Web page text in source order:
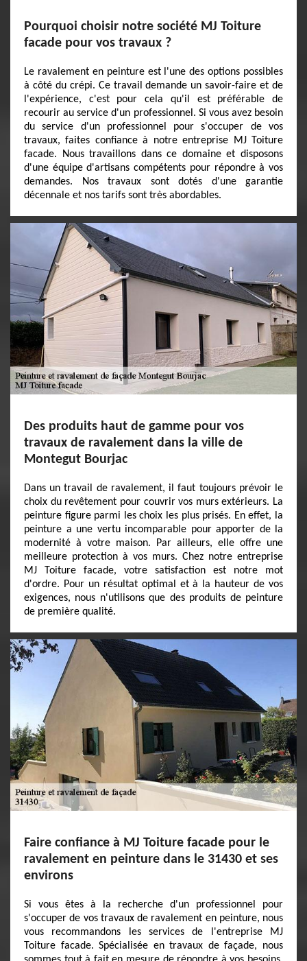
Pourquoi choisir notre société MJ Toiture
facade pour vos travaux ?
Le ravalement en peinture est l'une des options possibles
à côté du crépi. Ce travail demande un savoir-faire et de
l'expérience, c'est pour cela qu'il est préférable de
recourir au service d'un professionnel. Si vous avez besoin
du service d'un professionnel pour s'occuper de vos
travaux, faites confiance à notre entreprise MJ Toiture
facade. Nous travaillons dans ce domaine et disposons
d'une équipe d'artisans compétents pour répondre à vos
demandes. Nos travaux sont dotés d'une garantie
décennale et nos tarifs sont très abordables.
Des produits haut de gamme pour vos
travaux de ravalement dans la ville de
Montegut Bourjac
Dans un travail de ravalement, il faut toujours prévoir le
choix du revêtement pour couvrir vos murs extérieurs. La
peinture figure parmi les choix les plus prisés. En effet, la
peinture a une vertu incomparable pour apporter de la
modernité à votre maison. Par ailleurs, elle offre une
meilleure protection à vos murs. Chez notre entreprise
MJ Toiture facade, votre satisfaction est notre mot
d'ordre. Pour un résultat optimal et à la hauteur de vos
exigences, nous n'utilisons que des produits de peinture
de première qualité.
Faire confiance à MJ Toiture facade pour le
ravalement en peinture dans le 31430 et ses
environs
Si vous êtes à la recherche d'un professionnel pour
s'occuper de vos travaux de ravalement en peinture, nous
vous recommandons les services de l'entreprise MJ
Toiture facade. Spécialisée en travaux de façade, nous